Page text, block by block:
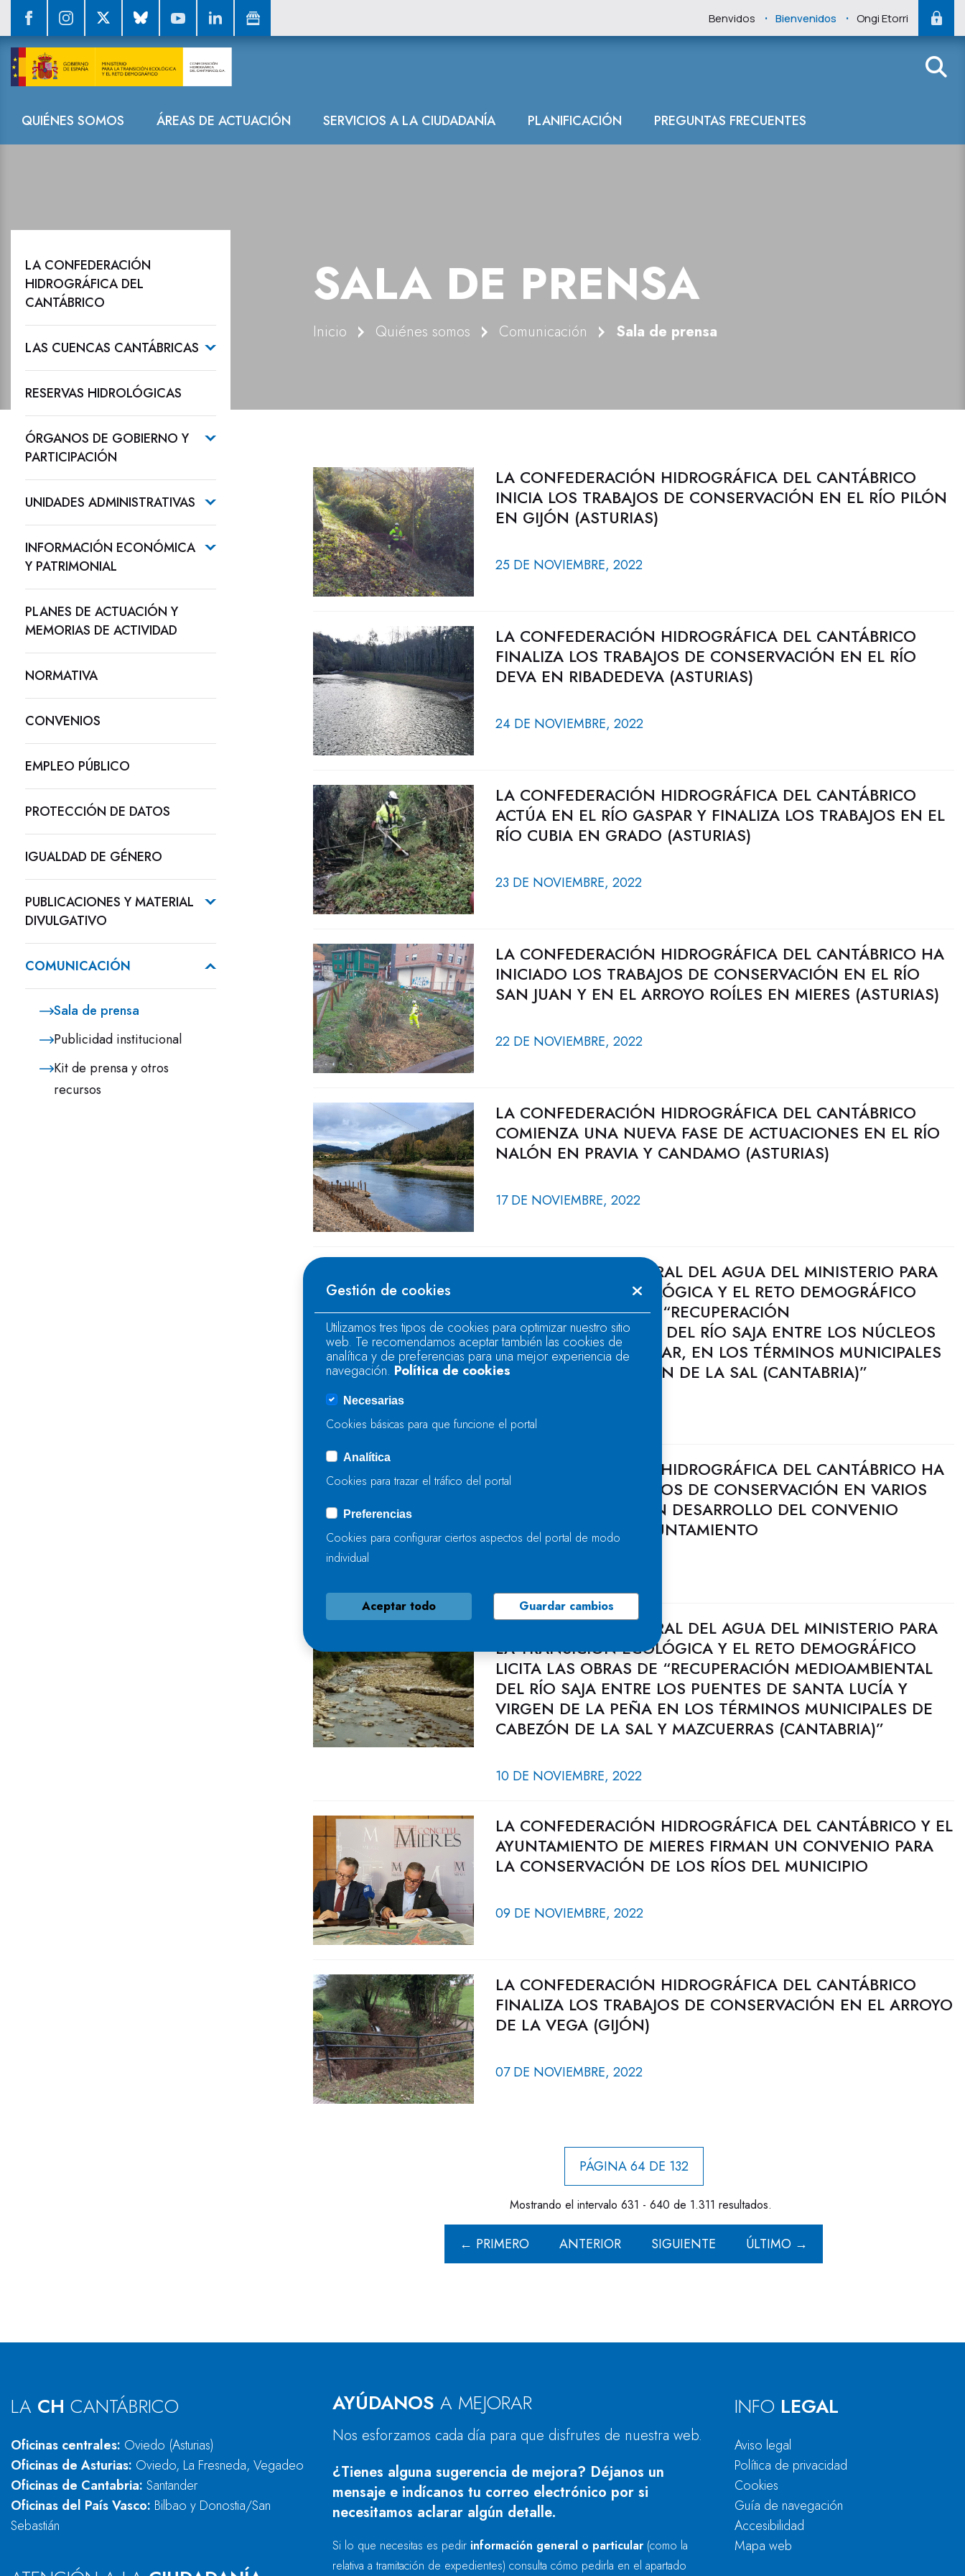
Benvidos . Bienvenidos . Ongi Etorri
Navegación
QUIÉNES SOMOS ÁREAS DE ACTUACIÓN SERVICIOS A LA CIUDADANÍA PLANIFICACIÓN PREGUNTAS FRECUENTES
Sala de prensa
SALA DE PRENSA
Inicio Quiénes somos Comunicación Sala de prensa
LA CONFEDERACIÓN
HIDROGRÁFICA DEL
CANTÁBRICO
LAS CUENCAS CANTÁBRICAS
RESERVAS HIDROLÓGICAS
ÓRGANOS DE GOBIERNO Y
PARTICIPACIÓN
UNIDADES ADMINISTRATIVAS
INFORMACIÓN ECONÓMICA
Y PATRIMONIAL
PLANES DE ACTUACIÓN Y
MEMORIAS DE ACTIVIDAD
NORMATIVA
CONVENIOS
EMPLEO PÚBLICO
PROTECCIÓN DE DATOS
IGUALDAD DE GÉNERO
PUBLICACIONES Y MATERIAL
DIVULGATIVO
COMUNICACIÓN
Sala de prensa
Publicidad institucional
Kit de prensa y otros
recursos
LA CONFEDERACIÓN HIDROGRÁFICA DEL CANTÁBRICO
INICIA LOS TRABAJOS DE CONSERVACIÓN EN EL RÍO PILÓN
EN GIJÓN (ASTURIAS)
25 DE NOVIEMBRE, 2022
LA CONFEDERACIÓN HIDROGRÁFICA DEL CANTÁBRICO
FINALIZA LOS TRABAJOS DE CONSERVACIÓN EN EL RÍO
DEVA EN RIBADEDEVA (ASTURIAS)
24 DE NOVIEMBRE, 2022
LA CONFEDERACIÓN HIDROGRÁFICA DEL CANTÁBRICO
ACTÚA EN EL RÍO GASPAR Y FINALIZA LOS TRABAJOS EN EL
RÍO CUBIA EN GRADO (ASTURIAS)
23 DE NOVIEMBRE, 2022
LA CONFEDERACIÓN HIDROGRÁFICA DEL CANTÁBRICO HA
INICIADO LOS TRABAJOS DE CONSERVACIÓN EN EL RÍO
SAN JUAN Y EN EL ARROYO ROÍLES EN MIERES (ASTURIAS)
22 DE NOVIEMBRE, 2022
LA CONFEDERACIÓN HIDROGRÁFICA DEL CANTÁBRICO
COMIENZA UNA NUEVA FASE DE ACTUACIONES EN EL RÍO
NALÓN EN PRAVIA Y CANDAMO (ASTURIAS)
17 DE NOVIEMBRE, 2022
LA DIRECCIÓN GENERAL DEL AGUA DEL MINISTERIO PARA
LA TRANSICIÓN ECOLÓGICA Y EL RETO DEMOGRÁFICO
LICITA LAS OBRAS DE “RECUPERACIÓN
HIDROMORFOLÓGICA DEL RÍO SAJA ENTRE LOS NÚCLEOS
DE CARANCEJA Y CASAR, EN LOS TÉRMINOS MUNICIPALES
DE REOCÍN Y CABEZÓN DE LA SAL (CANTABRIA)”
17 DE NOVIEMBRE, 2022
LA CONFEDERACIÓN HIDROGRÁFICA DEL CANTÁBRICO HA
INICIADO LOS TRABAJOS DE CONSERVACIÓN EN VARIOS
RÍOS DE COLUNGA EN DESARROLLO DEL CONVENIO
FIRMADO CON EL AYUNTAMIENTO
LA DIRECCIÓN GENERAL DEL AGUA DEL MINISTERIO PARA
LA TRANSICIÓN ECOLÓGICA Y EL RETO DEMOGRÁFICO
LICITA LAS OBRAS DE “RECUPERACIÓN MEDIOAMBIENTAL
DEL RÍO SAJA ENTRE LOS PUENTES DE SANTA LUCÍA Y
VIRGEN DE LA PEÑA EN LOS TÉRMINOS MUNICIPALES DE
CABEZÓN DE LA SAL Y MAZCUERRAS (CANTABRIA)”
10 DE NOVIEMBRE, 2022
LA CONFEDERACIÓN HIDROGRÁFICA DEL CANTÁBRICO Y EL
AYUNTAMIENTO DE MIERES FIRMAN UN CONVENIO PARA
LA CONSERVACIÓN DE LOS RÍOS DEL MUNICIPIO
09 DE NOVIEMBRE, 2022
LA CONFEDERACIÓN HIDROGRÁFICA DEL CANTÁBRICO
FINALIZA LOS TRABAJOS DE CONSERVACIÓN EN EL ARROYO
DE LA VEGA (GIJÓN)
07 DE NOVIEMBRE, 2022
PÁGINA 64 DE 132
Mostrando el intervalo 631 - 640 de 1.311 resultados.
← PRIMERO ANTERIOR SIGUIENTE ÚLTIMO →
LA CH CANTÁBRICO
Oficinas centrales: Oviedo (Asturias)
Oficinas de Asturias: Oviedo, La Fresneda, Vegadeo
Oficinas de Cantabria: Santander
Oficinas del País Vasco: Bilbao y Donostia/San
Sebastián
AYÚDANOS A MEJORAR
Nos esforzamos cada día para que disfrutes de nuestra web.
¿Tienes alguna sugerencia de mejora? Déjanos un
mensaje e indícanos tu correo electrónico por si
necesitamos aclarar algún detalle.
Si lo que necesitas es pedir información general o particular (como la
relativa a tramitación de expedientes) consulta cómo pedirla en el apartado
INFO LEGAL
Aviso legal
Política de privacidad
Cookies
Guía de navegación
Accesibilidad
Mapa web
Gestión de cookies
Utilizamos tres tipos de cookies para optimizar nuestro sitio
web. Te recomendamos aceptar también las cookies de
analítica y de preferencias para una mejor experiencia de
navegación. Política de cookies
Necesarias
Cookies básicas para que funcione el portal
Analítica
Cookies para trazar el tráfico del portal
Preferencias
Cookies para configurar ciertos aspectos del portal de modo
individual
Aceptar todo Guardar cambios